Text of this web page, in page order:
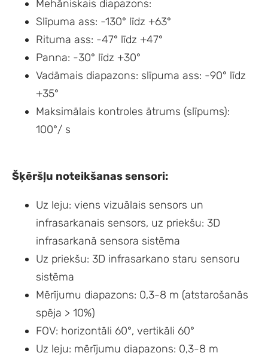
Mehāniskais diapazons:
Slīpuma ass: -130° līdz +63°
Rituma ass: -47° līdz +47°
Panna: -30° līdz +30°
Vadāmais diapazons: slīpuma ass: -90° līdz
+35°
Maksimālais kontroles ātrums (slīpums):
100°/ s
Šķēršļu noteikšanas sensori:
Uz leju: viens vizuālais sensors un
infrasarkanais sensors, uz priekšu: 3D
infrasarkanā sensora sistēma
Uz priekšu: 3D infrasarkano staru sensoru
sistēma
Mērījumu diapazons: 0,3-8 m (atstarošanās
spēja > 10%)
FOV: horizontāli 60°, vertikāli 60°
Uz leju: mērījumu diapazons: 0,3-8 m